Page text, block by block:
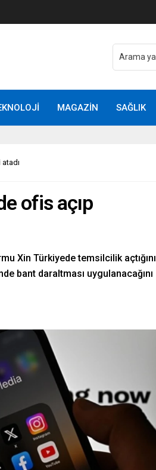
MAGAZİN SAĞLIK
ofis açıp
Xin Türkiyede temsilcilik açtığını
bant daraltması uygulanacağını